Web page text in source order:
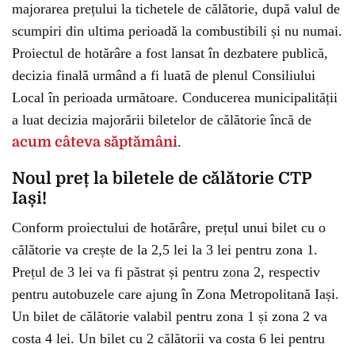
majorarea prețului la tichetele de călătorie, după valul de
scumpiri din ultima perioadă la combustibili și nu numai.
Proiectul de hotărâre a fost lansat în dezbatere publică,
decizia finală urmând a fi luată de plenul Consiliului
Local în perioada următoare. Conducerea municipalității
a luat decizia majorării biletelor de călătorie încă de
acum câteva săptămâni.
Noul preț la biletele de călătorie CTP
Iași!
Conform proiectului de hotărâre, prețul unui bilet cu o
călătorie va crește de la 2,5 lei la 3 lei pentru zona 1.
Prețul de 3 lei va fi păstrat și pentru zona 2, respectiv
pentru autobuzele care ajung în Zona Metropolitană Iași.
Un bilet de călătorie valabil pentru zona 1 și zona 2 va
costa 4 lei. Un bilet cu 2 călătorii va costa 6 lei pentru